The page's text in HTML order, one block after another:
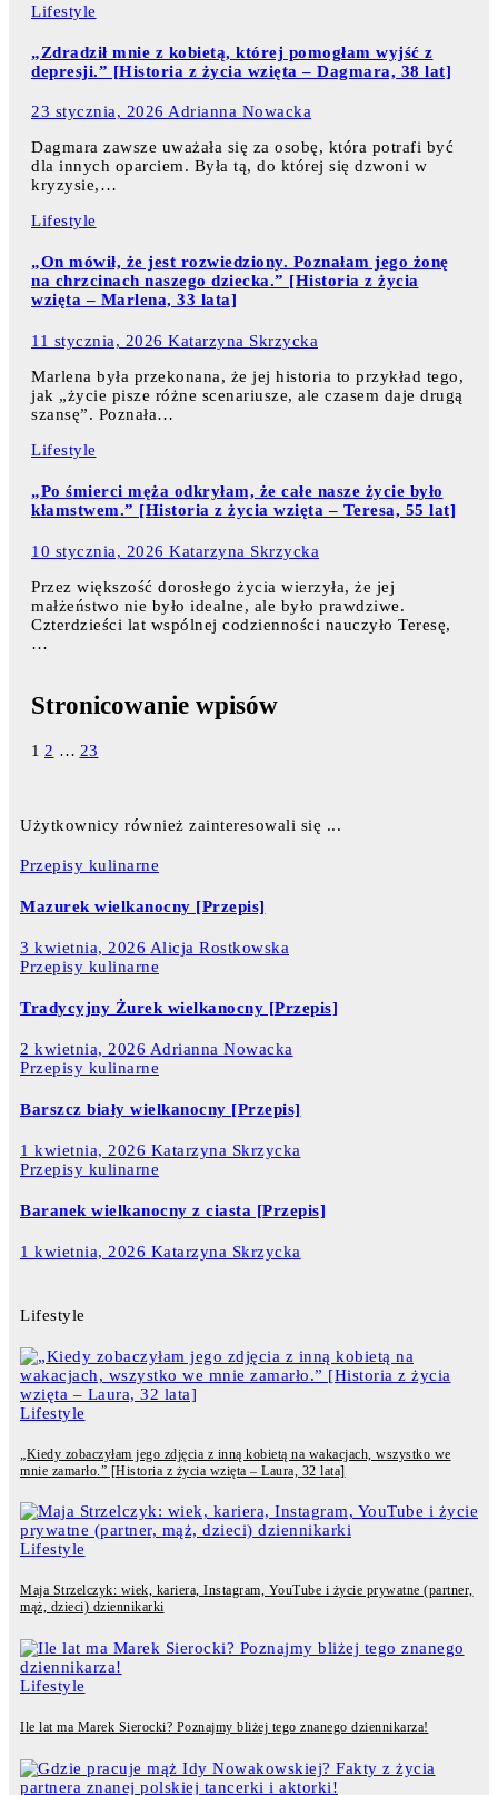
Lifestyle
„Zdradził mnie z kobietą, której pomogłam wyjść z
depresji.” [Historia z życia wzięta – Dagmara, 38 lat]
23 stycznia, 2026 Adrianna Nowacka
Dagmara zawsze uważała się za osobę, która potrafi być
dla innych oparciem. Była tą, do której się dzwoni w
kryzysie,…
Lifestyle
„On mówił, że jest rozwiedziony. Poznałam jego żonę
na chrzcinach naszego dziecka.” [Historia z życia
wzięta – Marlena, 33 lata]
11 stycznia, 2026 Katarzyna Skrzycka
Marlena była przekonana, że jej historia to przykład tego,
jak „życie pisze różne scenariusze, ale czasem daje drugą
szansę”. Poznała…
Lifestyle
„Po śmierci męża odkryłam, że całe nasze życie było
kłamstwem.” [Historia z życia wzięta – Teresa, 55 lat]
10 stycznia, 2026 Katarzyna Skrzycka
Przez większość dorosłego życia wierzyła, że jej
małżeństwo nie było idealne, ale było prawdziwe.
Czterdzieści lat wspólnej codzienności nauczyło Teresę,
…
Stronicowanie wpisów
1 2 … 23
Użytkownicy również zainteresowali się ...
Przepisy kulinarne
Mazurek wielkanocny [Przepis]
3 kwietnia, 2026 Alicja Rostkowska
Przepisy kulinarne
Tradycyjny Żurek wielkanocny [Przepis]
2 kwietnia, 2026 Adrianna Nowacka
Przepisy kulinarne
Barszcz biały wielkanocny [Przepis]
1 kwietnia, 2026 Katarzyna Skrzycka
Przepisy kulinarne
Baranek wielkanocny z ciasta [Przepis]
1 kwietnia, 2026 Katarzyna Skrzycka
Lifestyle
Lifestyle
„Kiedy zobaczyłam jego zdjęcia z inną kobietą na wakacjach, wszystko we
mnie zamarło.” [Historia z życia wzięta – Laura, 32 lata]
Lifestyle
Maja Strzelczyk: wiek, kariera, Instagram, YouTube i życie prywatne (partner,
mąż, dzieci) dziennikarki
Lifestyle
Ile lat ma Marek Sierocki? Poznajmy bliżej tego znanego dziennikarza!